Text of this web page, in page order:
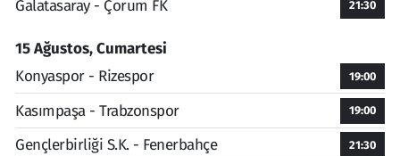
Galatasaray - Çorum FK
21:30
15 Ağustos, Cumartesi
Konyaspor - Rizespor
19:00
Kasımpaşa - Trabzonspor 19:00
Gençlerbirliği S.K. - Fenerbahçe 21:30